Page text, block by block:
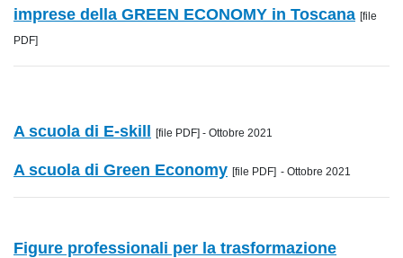
imprese della GREEN ECONOMY in Toscana [file
PDF]
A scuola di E-skill [file PDF] - Ottobre 2021
A scuola di Green Economy [file PDF] - Ottobre 2021
Figure professionali per la trasformazione